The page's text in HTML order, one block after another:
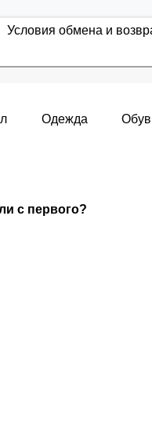
Условия обмена и
Одежда
зависит от стоимости
сумма
-
с первого?